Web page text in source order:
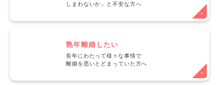
しまわないか」と不安な方へ
熟年離婚したい
長年にわたって様々な事情で
離婚を思いとどまっていた方へ